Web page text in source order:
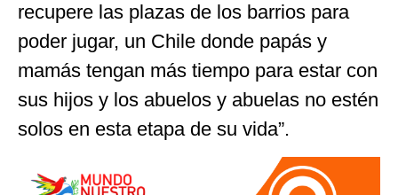
recupere las plazas de los barrios para
poder jugar, un Chile donde papás y
mamás tengan más tiempo para estar con
sus hijos y los abuelos y abuelas no estén
solos en esta etapa de su vida”.